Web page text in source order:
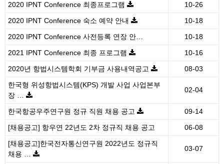
2020 IPNT Conference 최종프로그램
10-26
2020 IPNT Conference 숙소 예약 안내
10-18
2020 IPNT Conference 사전등록 연장 안…
10-18
2021 IPNT Conference 최종 프로그램
10-16
2020년 항법시스템학회 기부금 사용내역공고
08-03
한국형 위성항법시스템(KPS) 개발 사업 사업본부
장 …
02-04
한국항공우주연구원 정규 직원 채용 공고
09-14
[채용공고] 항우연 22년도 2차 정규직 채용 공고
06-08
[채용공고]한국전자통신연구원 2022년도 정규직
채용 …
03-07